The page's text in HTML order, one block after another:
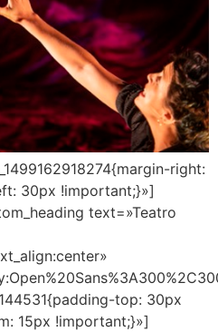
right:
30px !important;}»]
text=»Teatro
top: 30px
15px !important;}»]